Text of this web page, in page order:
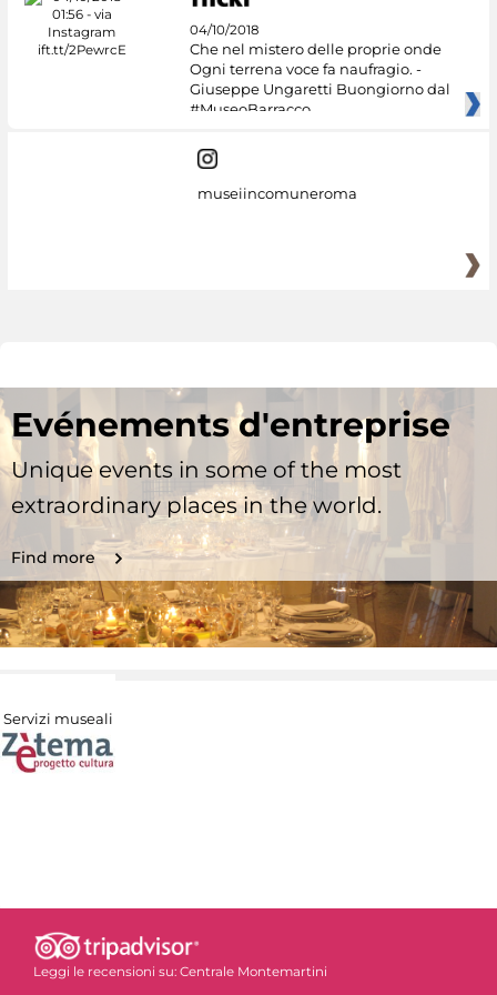
04/10/2018
Che nel mistero delle proprie onde
Ogni terrena voce fa naufragio. -
Giuseppe Ungaretti Buongiorno dal
#MuseoBarracco
museiincomuneroma
Evénements d'entreprise
Unique events in some of the most
extraordinary places in the world.
Find more
Servizi museali
Leggi le recensioni su: Centrale Montemartini